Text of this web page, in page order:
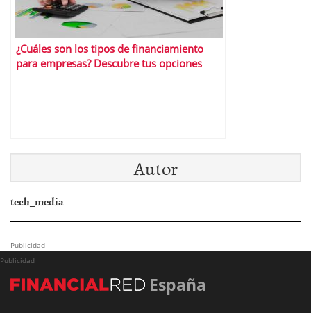
¿Cuáles son los tipos de financiamiento
para empresas? Descubre tus opciones
Autor
tech_media
Publicidad
Publicidad
España